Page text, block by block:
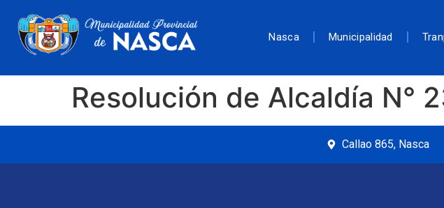
Nasca Municipalidad
Resolución de Alcaldía N°
Callao 865, Nasca